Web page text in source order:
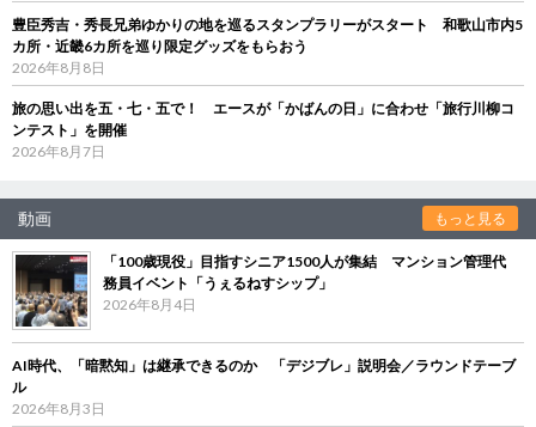
豊臣秀吉・秀長兄弟ゆかりの地を巡るスタンプラリーがスタート 和歌山市内5
カ所・近畿6カ所を巡り限定グッズをもらおう
2026年8月8日
旅の思い出を五・七・五で！ エースが「かばんの日」に合わせ「旅行川柳コ
ンテスト」を開催
2026年8月7日
動画 もっと見る
「100歳現役」目指すシニア1500人が集結 マンション管理代
務員イベント「うぇるねすシップ」
2026年8月4日
AI時代、「暗黙知」は継承できるのか 「デジブレ」説明会／ラウンドテーブ
ル
2026年8月3日